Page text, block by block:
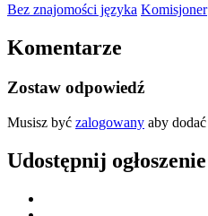
Bez znajomości języka Komisjoner
Komentarze
Zostaw odpowiedź
Musisz być zalogowany aby
Udostępnij ogłoszenie